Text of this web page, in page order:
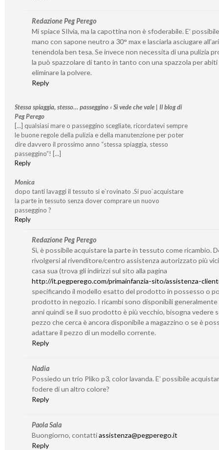
Redazione Peg Perego
Mi spiace SIlvia, ma la capottina non è sfoderabile. E’
mano con sapone neutro a 30° max e lasciarla asciugare
tenendola ben tesa. Se invece non necessita di una pulizia
la può spazzolare di tanto in tanto con una spazzola per abiti
eliminare la polvere.
Reply
Stessa spiaggia, stesso… passeggino ‹ Si vede che vale | Il blog di
Peg Perego
[...] qualsiasi mare o passeggino scegliate, ricordatevi sempre
le buone regole della pulizia e della manutenzione per poter
dire davvero il prossimo anno “stessa spiaggia, stesso
passeggino”! [...]
Reply
Monica
dopo tanti lavaggi il tessuto si e`rovinato .Si puo`acquistare
la parte in tessuto senza dover comprare un nuovo
passeggino ?
Reply
Redazione Peg Perego
Sì, è possibile acquistare la parte in tessuto come ricambio.
rivolgersi al rivenditore/centro assistenza autorizzato più
casa sua (trova gli indirizzi sul sito alla pagina
http://it.pegperego.com/primainfanzia-sito/assistenza-
specificando il modello esatto del prodotto in possesso o
prodotto in negozio. I ricambi sono disponibili generalmente
anni quindi se il suo prodotto è più vecchio, bisogna vedere
pezzo che cerca è ancora disponibile a magazzino o se è
adattare il pezzo di un modello corrente.
Reply
Nadia
Possiedo un trio Pliko p3, color lavanda. E’ possibile
fodere di un altro colore?
Reply
Paola Sala
Buongiorno, contattiassistenza@pegperego.it
Reply